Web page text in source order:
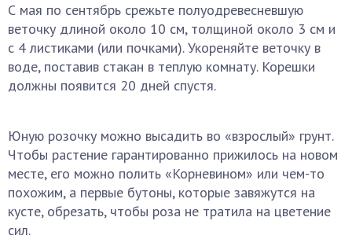
С мая по сентябрь срежьте полуодревесневшую
веточку длиной около 10 см, толщиной около 3 см и
с 4 листиками (или почками). Укореняйте веточку в
воде, поставив стакан в теплую комнату. Корешки
должны появится 20 дней спустя.
Юную розочку можно высадить во «взрослый» грунт.
Чтобы растение гарантированно прижилось на новом
месте, его можно полить «Корневином» или чем-то
похожим, а первые бутоны, которые завяжутся на
кусте, обрезать, чтобы роза не тратила на цветение
сил.